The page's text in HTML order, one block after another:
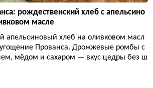
рождественский хлеб с апельсино
масле
апельсиновый хлеб на оливковом масл
угощение Прованса. Дрожжевые ромбы с
мёдом и сахаром — вкус цедры без ш